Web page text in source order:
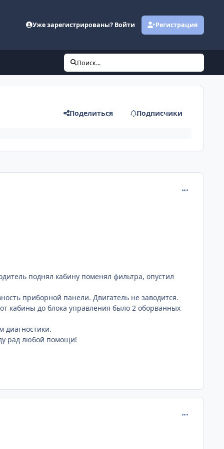
Уже зарегистрированы? Войти Регистрация
Поиск...
Поделиться Подписчики
поднял кабину поменял фильтра, опустил
приборной панели. Двигатель не заводится.
кабины до блока управления было 2 оборванных
диагностики.
рад любой помощи!